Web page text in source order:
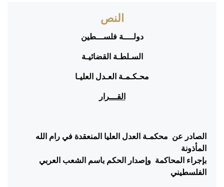
النص
دولــــة فلســـطين
السـلطـة القضائيـة
محـكـمـة العـدل العليـا
القـــرار
الصادر عن محكمـة العدل العليا المنعقدة في رام الله
المأذونة
بإجراء المحاكمة وإصدار الحكم باسم الشعب العربي
الفلسطيني